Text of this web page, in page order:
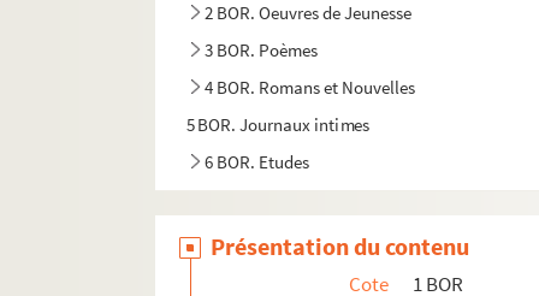
2 BOR. Oeuvres de Jeunesse
3 BOR. Poèmes
4 BOR. Romans et Nouvelles
5 BOR. Journaux intimes
6 BOR. Etudes
8 BOR. Documents Généraux
Présentation du contenu
Cote
1 BOR